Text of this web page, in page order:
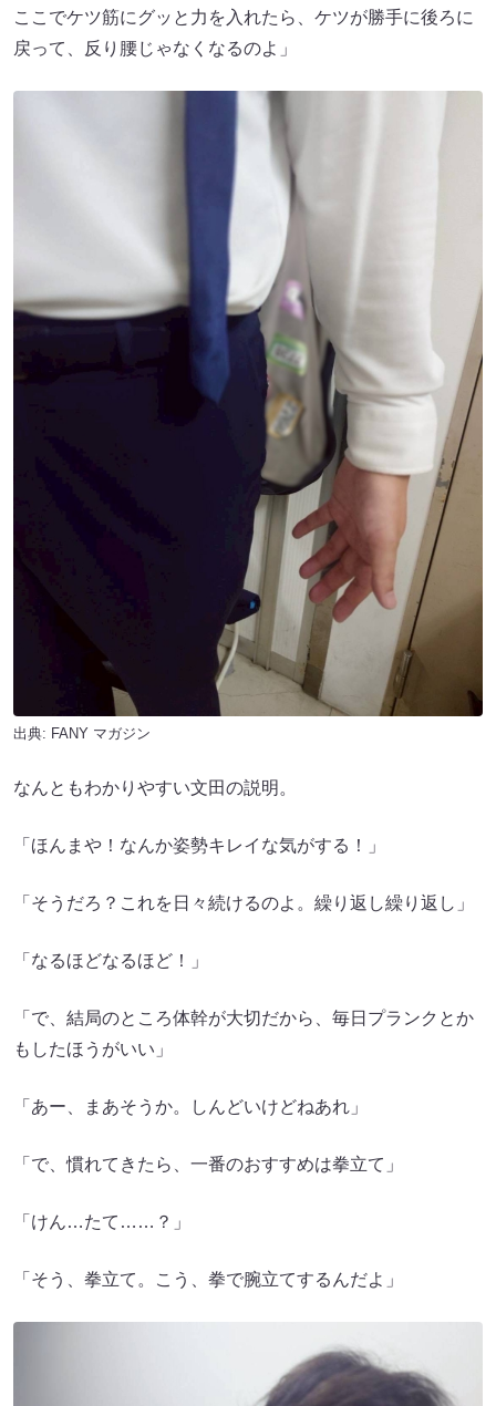
ここでケツ筋にグッと力を入れたら、ケツが勝手に後ろに
戻って、反り腰じゃなくなるのよ」
出典: FANY マガジン
なんともわかりやすい文田の説明。
「ほんまや！なんか姿勢キレイな気がする！」
「そうだろ？これを日々続けるのよ。繰り返し繰り返し」
「なるほどなるほど！」
「で、結局のところ体幹が大切だから、毎日プランクとか
もしたほうがいい」
「あー、まあそうか。しんどいけどねあれ」
「で、慣れてきたら、一番のおすすめは拳立て」
「けん…たて……？」
「そう、拳立て。こう、拳で腕立てするんだよ」